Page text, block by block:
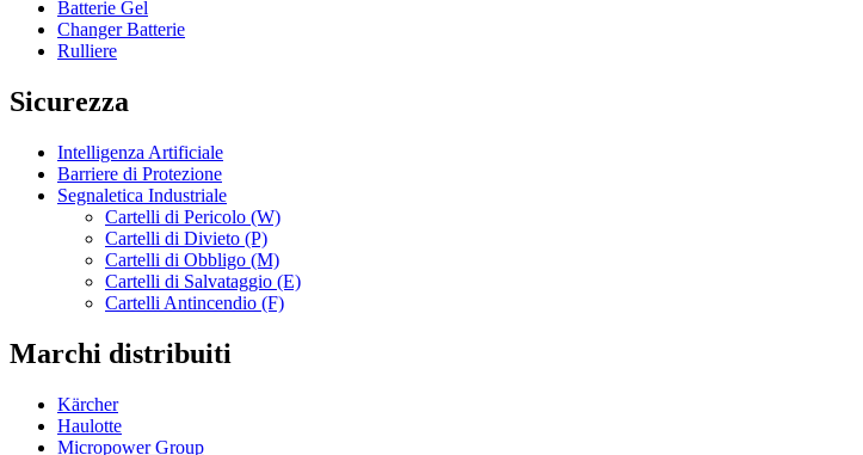
Batterie Gel
Changer Batterie
Rulliere
Sicurezza
Intelligenza Artificiale
Barriere di Protezione
Segnaletica Industriale
Cartelli di Pericolo (W)
Cartelli di Divieto (P)
Cartelli di Obbligo (M)
Cartelli di Salvataggio (E)
Cartelli Antincendio (F)
Marchi distribuiti
Kärcher
Haulotte
Micropower Group